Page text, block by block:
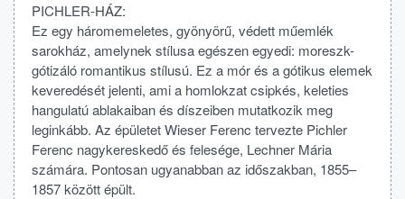
PICHLER-HÁZ:
Ez egy háromemeletes, gyönyörű, védett műemlék
sarokház, amelynek stílusa egészen egyedi: moreszk-
gótizáló romantikus stílusú. Ez a mór és a gótikus elemek
keveredését jelenti, ami a homlokzat csipkés, keleties
hangulatú ablakaiban és díszeiben mutatkozik meg
leginkább. Az épületet Wieser Ferenc tervezte Pichler
Ferenc nagykereskedő és felesége, Lechner Mária
számára. Pontosan ugyanabban az időszakban, 1855–
1857 között épült.